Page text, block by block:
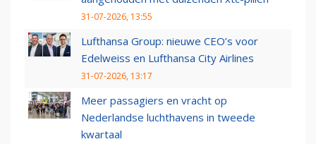
31-07-2026, 13:55
Lufthansa Group: nieuwe CEO’s voor
Edelweiss en Lufthansa City Airlines
31-07-2026, 13:17
Meer passagiers en vracht op
Nederlandse luchthavens in tweede
kwartaal